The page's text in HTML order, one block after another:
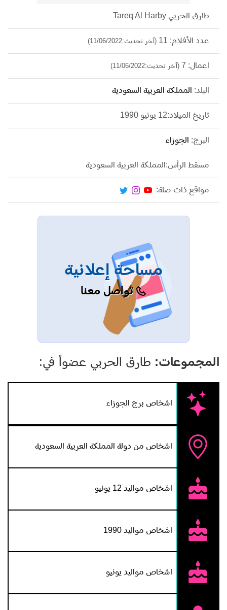
طارق الحربي Tareq Al Harby
عدد الأفلام: 11 (آخر تحديث:11/06/2022)
اعمال: 7 (آخر تحديث:11/06/2022)
البلد: المملكة العربية السعودية
تاريخ الميلاد:12 يونيو 1990
البرج: الجوزاء
مسقط الرأس:المملكة العربية السعودية
مواقع ذات صلة:
مساحة إعلانية
تواصل معنا
المجموعات: طارق الحربي عضواً في:
اشخاص برج الجوزاء
اشخاص من دولة المملكة العربية السعودية
اشخاص مواليد 12 يونيو
اشخاص مواليد 1990
اشخاص مواليد يونيو